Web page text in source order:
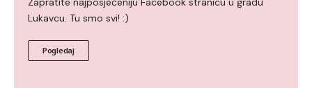
Lukavcu. Tu smo svi! :)
Pogledaj